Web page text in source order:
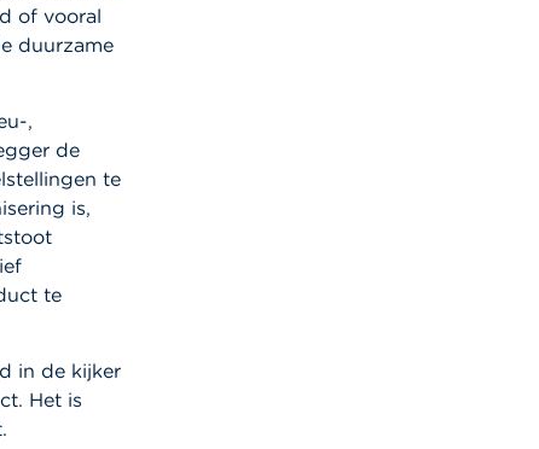
of vooral
duurzame
,
de
te
is,
te
in de kijker
Het is